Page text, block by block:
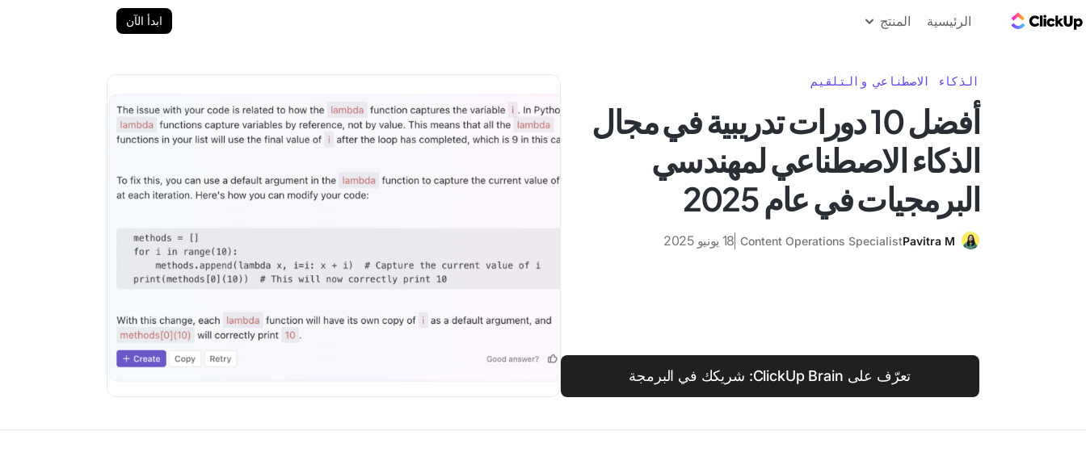
الرئيسية المنتج ابدأ الآن
الذكاء الاصطناعي والتلقيم
أفضل 10 دورات تدريبية في مجال
الذكاء الاصطناعي لمهندسي
البرمجيات في عام 2025
Pavitra M
Content Operations Specialist 18 يونيو 2025
تعرّف على ClickUp Brain: شريكك في البرمجة